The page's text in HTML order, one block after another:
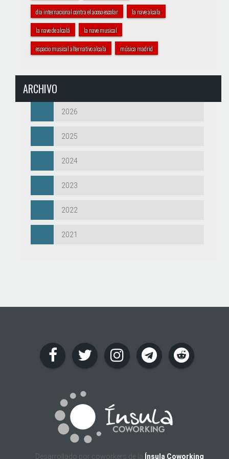
dia internacional contra el acoso escolar la nave alcala
la nave de alcalá la nave musical
espacio musical alternativo alcala música madrid
ARCHIVO
2026
2025
2024
2023
2022
2021
Desarrollado por coworkers de la Ínsula Coworking